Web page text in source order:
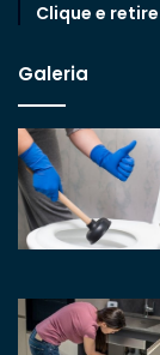
Clique e
Galeria